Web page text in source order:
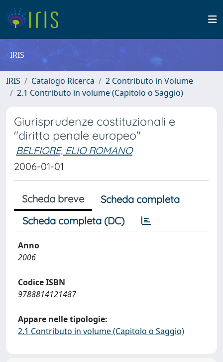
IRIS
IRIS Catalogo Ricerca
2 Contributo in Volume
2.1 Contributo in volume (Capitolo o Saggio)
Giurisprudenze costituzionali e
"diritto penale europeo"
BELFIORE, ELIO ROMANO
2006-01-01
Scheda breve
Scheda completa
Scheda completa (DC)
Anno
2006
Codice ISBN
9788814121487
Appare nelle tipologie:
2.1 Contributo in volume (Capitolo o Saggio)